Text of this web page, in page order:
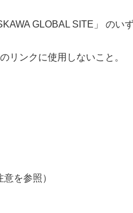
GLOBAL SITE」 のい
リンクに使用しないこと。
を参照）